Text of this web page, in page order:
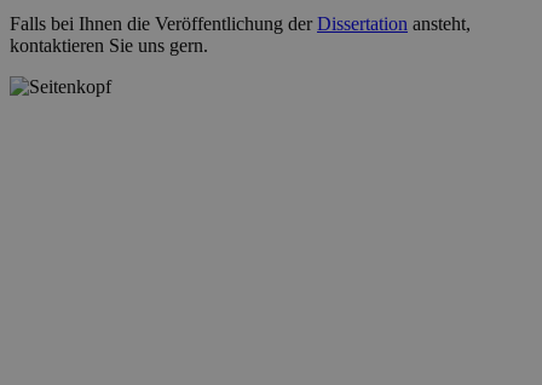
Falls bei Ihnen die Veröffentlichung derDissertation ansteht,
kontaktieren Sie uns gern.